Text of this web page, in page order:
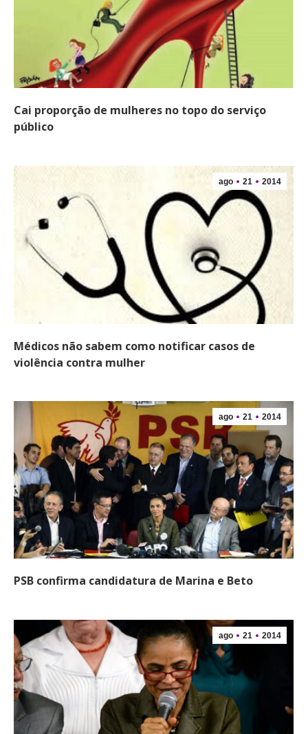
Cai proporção de mulheres no topo do serviço
público
ago 21 2014
Médicos não sabem como notificar casos de
violência contra mulher
ago 21 2014
PSB confirma candidatura de Marina e Beto
ago 21 2014